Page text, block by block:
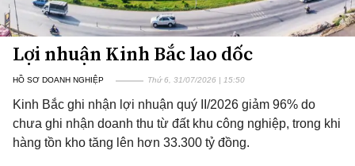
Lợi nhuận Kinh Bắc lao dốc
HỒ SƠ DOANH NGHIỆP Thứ 6, 31/07/2026 | 15:50
Kinh Bắc ghi nhận lợi nhuận quý II/2026 giảm 96% do
chưa ghi nhận doanh thu từ đất khu công nghiệp, trong khi
hàng tồn kho tăng lên hơn 33.300 tỷ đồng.